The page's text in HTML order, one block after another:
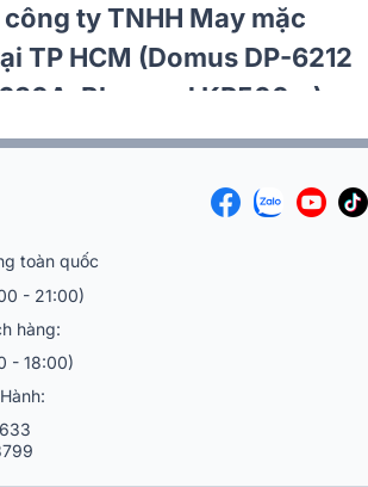
ty TNHH May mặc
TP HCM (Domus DP-6212
Bksound KP500...)
toàn quốc
- 21:00)
hàng:
- 18:00)